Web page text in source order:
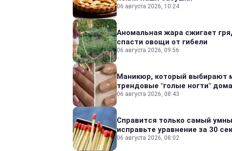
06 августа 2026, 10:24
Аномальная жара сжигает
спасти овощи от гибели
06 августа 2026, 09:56
Маникюр, который выбирают
трендовые "голые ногти" дома
06 августа 2026, 08:43
Справится только самый
исправьте уравнение за 30
06 августа 2026, 08:02